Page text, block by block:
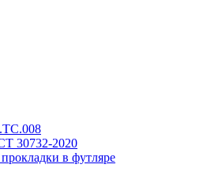
30732-2020
в футляре